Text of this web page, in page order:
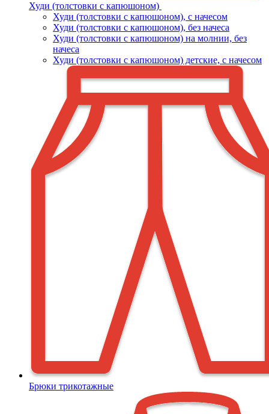
Худи (толстовки с капюшоном)
Худи (толстовки c капюшоном), с начесом
Худи (толстовки c капюшоном), без начеса
Худи (толстовки с капюшоном) на молнии, без
начеса
Худи (толстовки c капюшоном) детские, с начесом
Брюки трикотажные